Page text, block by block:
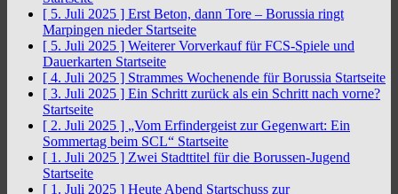
[ 5. Juli 2025 ] Erst Beton, dann Tore – Borussia ringt
Marpingen nieder Startseite
[ 5. Juli 2025 ] Weiterer Vorverkauf für FCS-Spiele und
Dauerkarten Startseite
[ 4. Juli 2025 ] Strammes Wochenende für Borussia Startseite
[ 3. Juli 2025 ] Ein Schritt zurück als ein Schritt nach vorne?
Startseite
[ 2. Juli 2025 ] „Vom Erfindergeist zur Gegenwart: Ein
Sommertag beim SCL“ Startseite
[ 1. Juli 2025 ] Zwei Stadttitel für die Borussen-Jugend
Startseite
[ 1. Juli 2025 ] Heute Abend Startschuss zur